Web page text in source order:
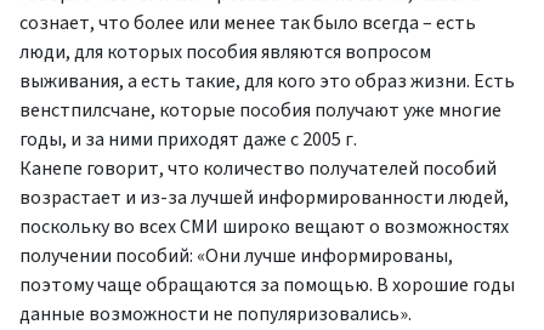
сознает, что более или менее так было всегда – есть
люди, для которых пособия являются вопросом
выживания, а есть такие, для кого это образ жизни. Есть
венстпилсчане, которые пособия получают уже многие
годы, и за ними приходят даже с 2005 г.
Канепе говорит, что количество получателей пособий
возрастает и из-за лучшей информированности людей,
поскольку во всех СМИ широко вещают о возможностях
получении пособий: «Они лучше информированы,
поэтому чаще обращаются за помощью. В хорошие годы
данные возможности не популяризовались».